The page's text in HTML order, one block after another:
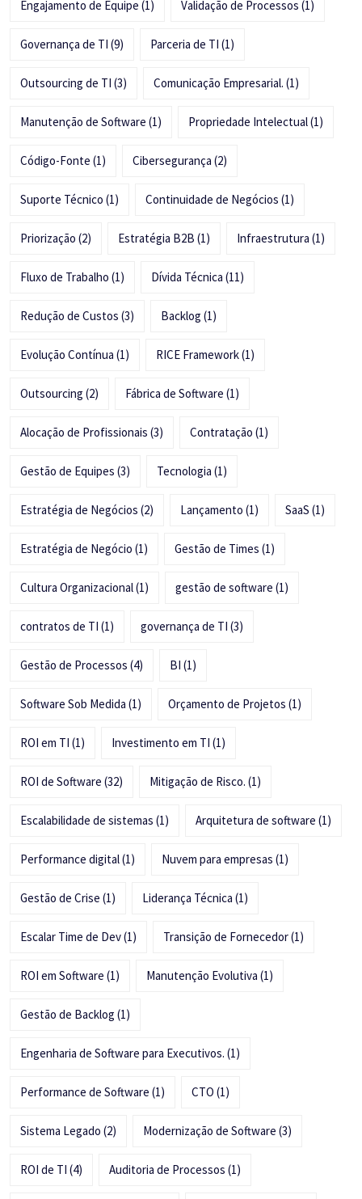
Engajamento de Equipe (1) Validação de Processos (1)
Governança de TI (9) Parceria de TI (1)
Outsourcing de TI (3) Comunicação Empresarial. (1)
Manutenção de Software (1) Propriedade Intelectual(1)
Código-Fonte (1) Cibersegurança (2)
Suporte Técnico (1) Continuidade de Negócios (1)
Priorização (2) Estratégia B2B (1) Infraestrutura (1)
Fluxo de Trabalho (1) Dívida Técnica (11)
Redução de Custos (3) Backlog (1)
Evolução Contínua (1) RICE Framework(1)
Outsourcing (2) Fábrica de Software (1)
Alocação de Profissionais (3) Contratação (1)
Gestão de Equipes (3) Tecnologia (1)
Estratégia de Negócios (2) Lançamento (1) SaaS (1)
Estratégia de Negócio (1) Gestão de Times (1)
Cultura Organizacional(1) gestão de software (1)
contratos de TI (1) governança de TI (3)
Gestão de Processos (4) BI (1)
Software Sob Medida (1) Orçamento de Projetos (1)
ROI em TI (1) Investimento em TI (1)
ROI de Software (32) Mitigação de Risco. (1)
Escalabilidade de sistemas (1) Arquitetura de software (1)
Performance digital(1) Nuvem para empresas (1)
Gestão de Crise (1) Liderança Técnica (1)
Escalar Time de Dev(1) Transição de Fornecedor(1)
ROI em Software (1) Manutenção Evolutiva (1)
Gestão de Backlog (1)
Engenharia de Software para Executivos. (1)
Performance de Software (1) CTO (1)
Sistema Legado (2) Modernização de Software (3)
ROI de TI (4) Auditoria de Processos (1)